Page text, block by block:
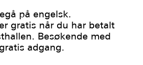
på engelsk.
gratis når du har betalt
Besøkende med
adgang.